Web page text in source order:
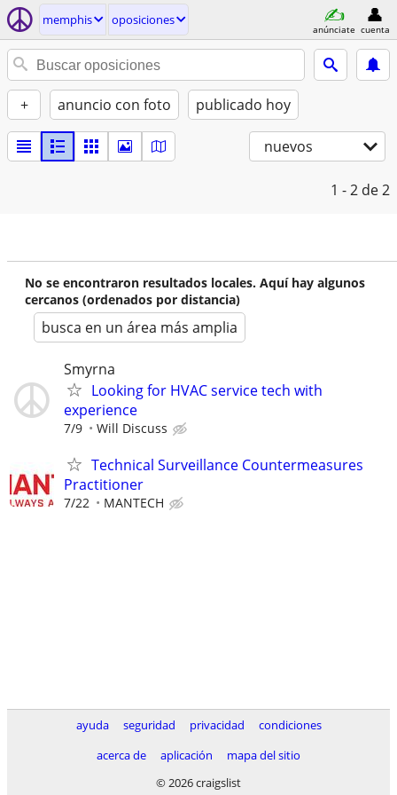
memphis oposiciones
anúnciate cuenta
+ anuncio con foto publicado hoy
nuevos
1 - 2 de 2
No se encontraron resultados locales. Aquí hay algunos
cercanos (ordenados por distancia)
busca en un área más amplia
Smyrna
Looking for HVAC service tech with
experience
7/9 Will Discuss
Technical Surveillance Countermeasures
Practitioner
7/22 MANTECH
ayuda seguridad privacidad
condiciones
acerca de
aplicación
mapa del sitio
© 2026 craigslist